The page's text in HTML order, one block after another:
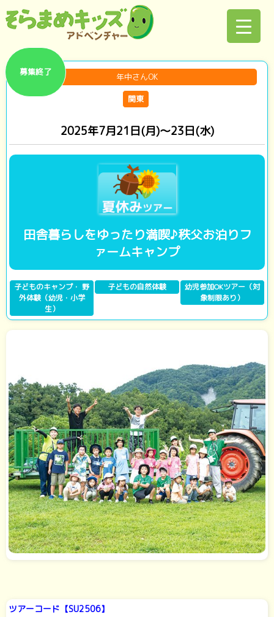
募集終了
年中さんOK
関東
2025年7月21日(月)～23日(水)
田舎暮らしをゆったり満喫♪秩父お泊りフ
ァームキャンプ
子どものキャンプ・ 野
外体験（幼児・小学
生）
子どもの自然体験
幼児参加OKツアー（対
象制限あり）
ツアーコード【SU2506】